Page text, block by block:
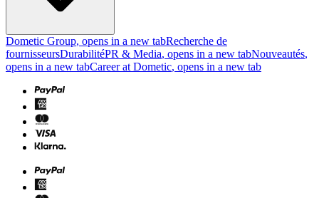
Dometic Group, opens in a new tabRecherche de
fournisseursDurabilitéPR & Media, opens in a new tabNouveautés,
opens in a new tabCareer at Dometic, opens in a new tab